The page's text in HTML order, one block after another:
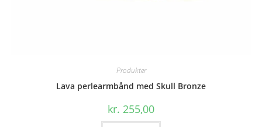
Produkter
Lava perlearmbånd med Skull Bronze
kr. 255,00